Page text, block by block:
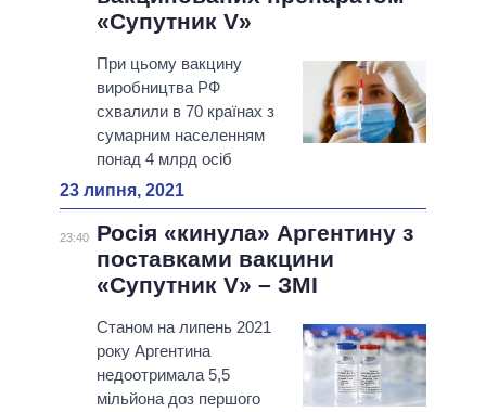
«Супутник V»
При цьому вакцину
виробництва РФ
схвалили в 70 країнах з
сумарним населенням
понад 4 млрд осіб
23 липня, 2021
23:40
Росія «кинула» Аргентину з
поставками вакцини
«Супутник V» – ЗМІ
Станом на липень 2021
року Аргентина
недоотримала 5,5
мільйона доз першого